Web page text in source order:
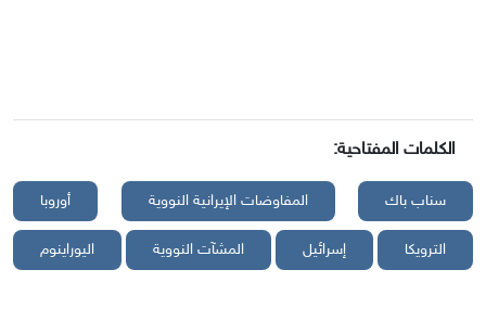
الكلمات المفتاحية:
سناب باك المفاوضات الإيرانية النووية أوروبا
الترويكا إسرائيل المشآت النووية اليوراينوم